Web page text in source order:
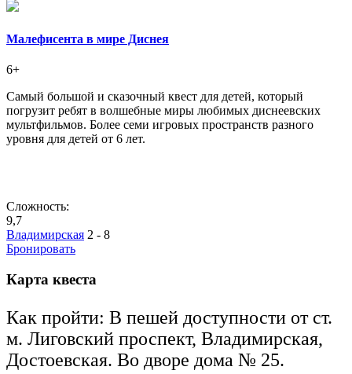
Малефисента в мире Диснея
6+
Самый большой и сказочный квест для детей, который
погрузит ребят в волшебные миры любимых диснеевских
мультфильмов. Более семи игровых пространств разного
уровня для детей от 6 лет.
Сложность:
9,7
Владимирская 2 - 8
Бронировать
Карта квеста
Как пройти: В пешей доступности от ст.
м. Лиговский проспект, Владимирская,
Достоевская. Во дворе дома № 25.